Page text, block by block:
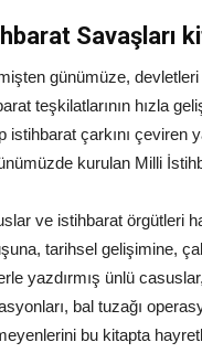
Savaşları
günümüze,
teşkilatlarının hızla
istihbarat çarkını çeviren
kurulan Milli
ve istihbarat örgütleri
tarihsel gelişimine,
yazdırmış ünlü
bal tuzağı
bu kitapta